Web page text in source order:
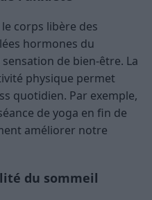
corps libère des
hormones du
de bien-être. La
physique permet
quotidien. Par exemple,
de yoga en fin de
améliorer notre
du sommeil